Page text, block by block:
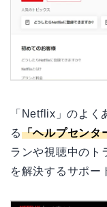
「Netflix」のよ
る「ヘルプセンタ
ランや視聴中のト
を解決するサポー